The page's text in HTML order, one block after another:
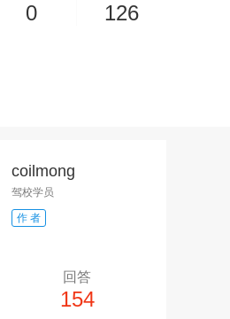
126
0
coilmong
驾校学员
作 者
回答
154